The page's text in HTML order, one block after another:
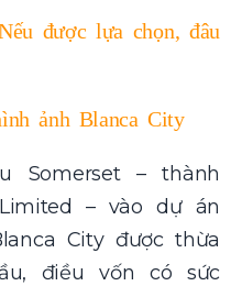
được lựa chọn, đâu
ảnh Blanca City
Somerset – thành
– vào dự án
City được thừa
điều vốn có sức